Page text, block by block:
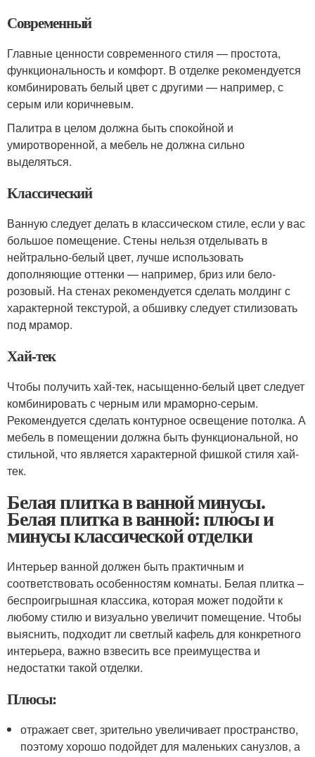
Современный
Главные ценности современного стиля — простота,
функциональность и комфорт. В отделке рекомендуется
комбинировать белый цвет с другими — например, с
серым или коричневым.
Палитра в целом должна быть спокойной и
умиротворенной, а мебель не должна сильно
выделяться.
Классический
Ванную следует делать в классическом стиле, если у вас
большое помещение. Стены нельзя отделывать в
нейтрально-белый цвет, лучше использовать
дополняющие оттенки — например, бриз или бело-
розовый. На стенах рекомендуется сделать молдинг с
характерной текстурой, а обшивку следует стилизовать
под мрамор.
Хай-тек
Чтобы получить хай-тек, насыщенно-белый цвет следует
комбинировать с черным или мраморно-серым.
Рекомендуется сделать контурное освещение потолка. А
мебель в помещении должна быть функциональной, но
стильной, что является характерной фишкой стиля хай-
тек.
Белая плитка в ванной минусы.
Белая плитка в ванной: плюсы и
минусы классической отделки
Интерьер ванной должен быть практичным и
соответствовать особенностям комнаты. Белая плитка –
беспроигрышная классика, которая может подойти к
любому стилю и визуально увеличит помещение. Чтобы
выяснить, подходит ли светлый кафель для конкретного
интерьера, важно взвесить все преимущества и
недостатки такой отделки.
Плюсы:
отражает свет, зрительно увеличивает пространство,
поэтому хорошо подойдет для маленьких санузлов, а